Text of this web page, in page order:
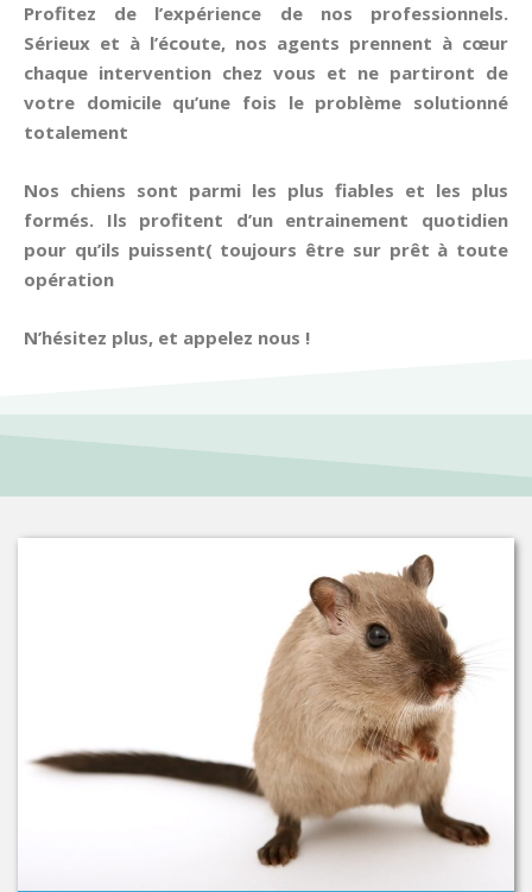
Profitez de l’expérience de nos professionnels.
Sérieux et à l’écoute, nos agents prennent à cœur
chaque intervention chez vous et ne partiront de
votre domicile qu’une fois le problème solutionné
totalement
Nos chiens sont parmi les plus fiables et les plus
formés. Ils profitent d’un entrainement quotidien
pour qu’ils puissent( toujours être sur prêt à toute
opération
N’hésitez plus, et appelez nous !